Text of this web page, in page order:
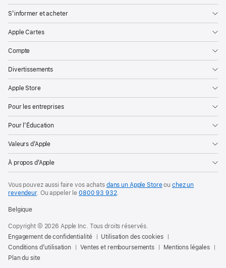
S’informer et acheter
Apple Cartes
Compte
Divertissements
Apple Store
Pour les entreprises
Pour l’Éducation
Valeurs d’Apple
À propos d’Apple
Vous pouvez aussi faire vos achats dans un Apple Storeouchez un
revendeur. Ouappeler le0800 93 932.
Belgique
Copyright © 2026 Apple Inc. Tous droits réservés.
Engagement de confidentialité
Utilisation des cookies
Conditions d’utilisation
Ventes et remboursements
Mentions légales
Plan du site